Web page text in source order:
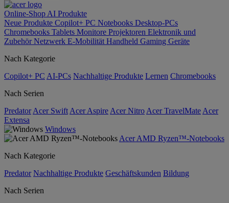
Online-Shop AI Produkte
Neue Produkte Copilot+ PC Notebooks Desktop-PCs
Chromebooks Tablets Monitore Projektoren Elektronik und
ZubehörNetzwerk E-Mobilität Handheld Gaming Geräte
Nach Kategorie
Copilot+ PC AI-PCs Nachhaltige Produkte Lernen Chromebooks
Nach Serien
Predator Acer Swift Acer Aspire Acer Nitro Acer TravelMate Acer
Extensa
Windows
Acer AMD Ryzen™-Notebooks
Nach Kategorie
Predator Nachhaltige Produkte Geschäftskunden Bildung
Nach Serien